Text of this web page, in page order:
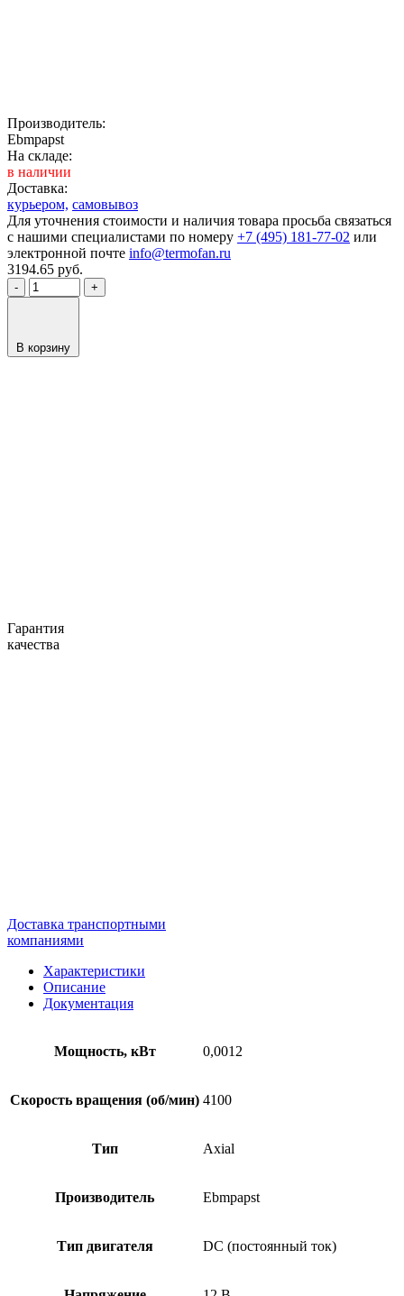
Производитель:
Ebmpapst
На складе:
в наличии
Доставка:
курьером, самовывоз
Для уточнения стоимости и наличия товара просьба связаться
с нашими специалистами по номеру +7 (495) 181-77-02 или
электронной почте info@termofan.ru
3194.65 руб.
- +
В корзину
Гарантия
качества
Доставка транспортными
компаниями
Характеристики
Описание
Документация
Мощность, кВт 0,0012
Скорость вращения (об/мин) 4100
Тип Axial
Производитель Ebmpapst
Тип двигателя DC (постоянный ток)